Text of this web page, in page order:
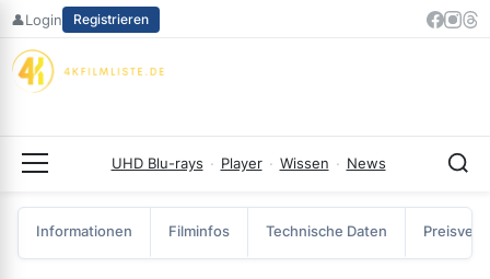
Zum
springen
👤Login Registrieren
UHD Blu-rays · Player · Wissen · News
Informationen Filminfos Technische Daten